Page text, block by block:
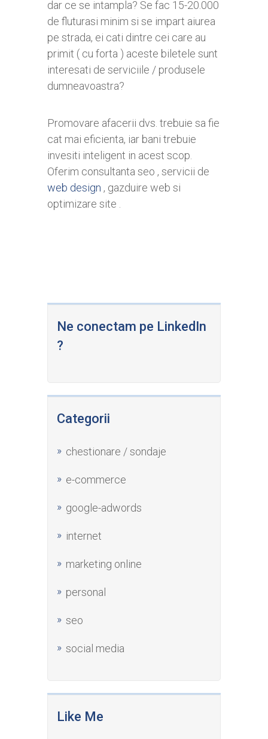
dar ce se intampla? Se fac 15-20.000
de fluturasi minim si se impart aiurea
pe strada, ei cati dintre cei care au
primit ( cu forta ) aceste biletele sunt
interesati de serviciile / produsele
dumneavoastra?
Promovare afacerii dvs. trebuie sa fie
cat mai eficienta, iar bani trebuie
invesiti inteligent in acest scop.
Oferim consultanta seo , servicii de
web design , gazduire web si
optimizare site .
Ne conectam pe LinkedIn
?
Categorii
chestionare / sondaje
e-commerce
google-adwords
internet
marketing online
personal
seo
social media
Like Me